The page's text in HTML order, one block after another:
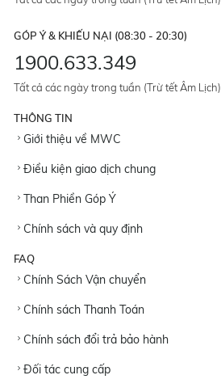
GÓP Ý & KHIẾU NẠI (08:30 - 20:30)
1900.633.349
Tất cả các ngày trong tuần (Trừ tết Âm Lịch)
THÔNG TIN
Giới thiệu về MWC
Điều kiện giao dịch chung
Than Phiền Góp Ý
Chính sách và quy định
FAQ
Chính Sách Vận chuyển
Chính sách Thanh Toán
Chính sách đổi trả bảo hành
Đối tác cung cấp